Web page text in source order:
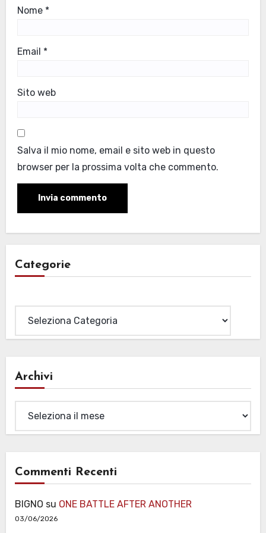
Nome *
Email *
Sito web
Salva il mio nome, email e sito web in questo
browser per la prossima volta che commento.
Categorie
Archivi
Commenti Recenti
BIGNO su ONE BATTLE AFTER ANOTHER
03/06/2026